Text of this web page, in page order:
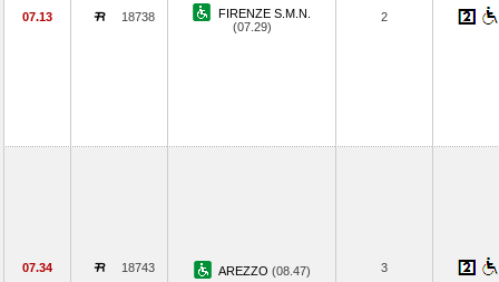
07.13 18738
FIRENZE S.M.N.
(07.29)
2
07.34 18743 AREZZO (08.47) 3